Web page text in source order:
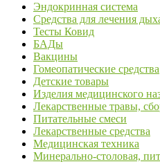
Эндокринная система
Средства для лечения
Тесты Ковид
БАДы
Вакцины
Гомеопатические средства
Детские товары
Изделия медицинского
Лекарственные травы,
Питательные смеси
Лекарственные средства
Медицинская техника
Минерально-столовая,